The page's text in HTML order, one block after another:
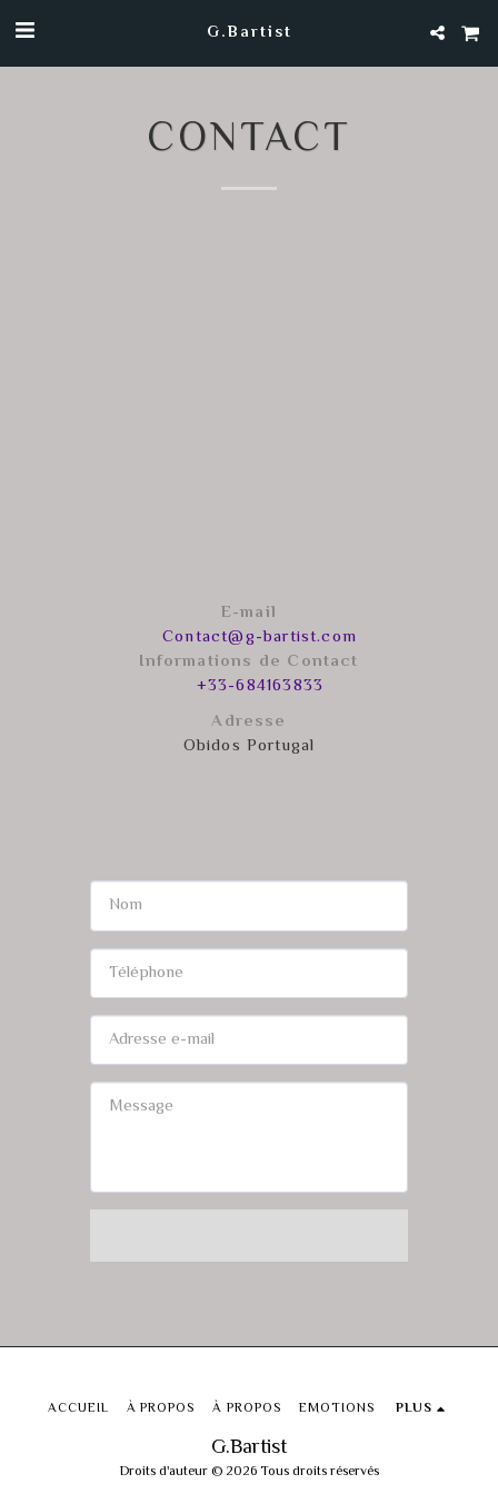
G.Bartist
CONTACT
E-mail
Contact@g-bartist.com
Informations de Contact
+33-684163833
Adresse
Obidos Portugal
G.Bartist
Droits d'auteur © 2026 Tous droits réservés
ACCUEIL À PROPOS À PROPOS EMOTIONS PLUS